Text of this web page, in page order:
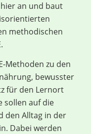
an und baut
methodischen
Methoden zu den
bewusster
für den Lernort
sollen auf die
den Alltag in der
Dabei werden